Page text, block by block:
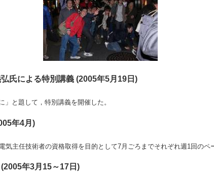
氏による特別講義 (2005年5月19日)
」と題して，特別講義を開催した。
年4月)
気主任技術者の資格取得を目的として7月ごろまでそれぞれ週1回のペ
年3月15～17日)